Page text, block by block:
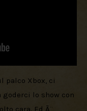
palco Xbox, ci
lo show con
cara. Ed Ã¨